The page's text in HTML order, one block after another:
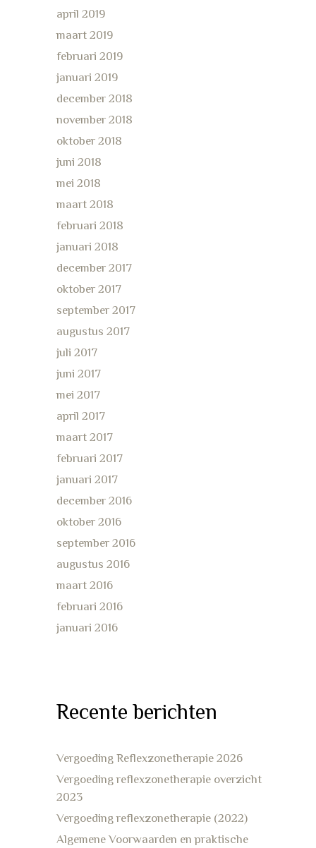
april 2019
maart 2019
februari 2019
januari 2019
december 2018
november 2018
oktober 2018
juni 2018
mei 2018
maart 2018
februari 2018
januari 2018
december 2017
oktober 2017
september 2017
augustus 2017
juli 2017
juni 2017
mei 2017
april 2017
maart 2017
februari 2017
januari 2017
december 2016
oktober 2016
september 2016
augustus 2016
maart 2016
februari 2016
januari 2016
Recente berichten
Vergoeding Reflexzonetherapie 2026
Vergoeding reflexzonetherapie overzicht
2023
Vergoeding reflexzonetherapie (2022)
Algemene Voorwaarden en praktische